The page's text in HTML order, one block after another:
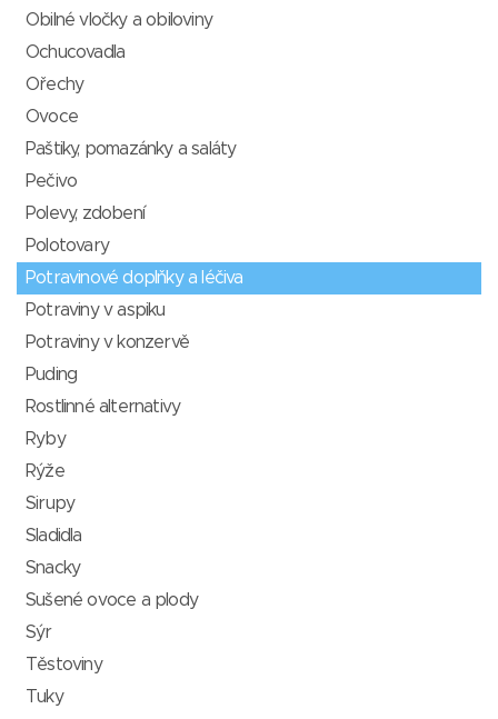
Obilné vločky a obiloviny
Ochucovadla
Ořechy
Ovoce
Paštiky, pomazánky a saláty
Pečivo
Polevy, zdobení
Polotovary
Potravinové doplňky a léčiva
Potraviny v aspiku
Potraviny v konzervě
Puding
Rostlinné alternativy
Ryby
Rýže
Sirupy
Sladidla
Snacky
Sušené ovoce a plody
Sýr
Těstoviny
Tuky